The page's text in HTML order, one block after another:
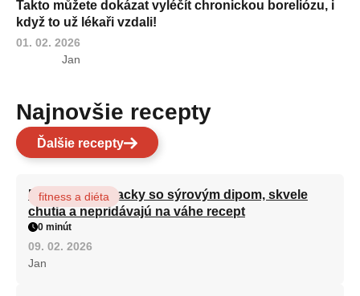
Takto můžete dokázat vyléčít chronickou boreliózu, i
když to už lékaři vzdali!
01. 02. 2026
Jan
Najnovšie recepty
Ďalšie recepty
Brokolicové placky so sýrovým dipom, skvele
chutia a nepridávajú na váhe recept
fitness a diéta
0 minút
09. 02. 2026
Jan